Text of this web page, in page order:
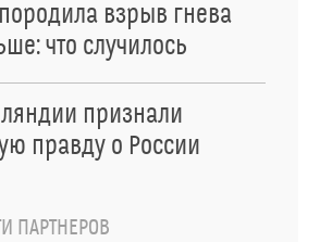
взрыв гнева
что случилось
признали
правду о России
ПАРТНЕРОВ